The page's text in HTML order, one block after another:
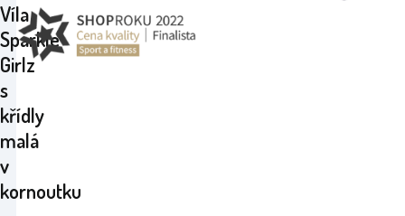
Víla
Sparkle
Girlz
s
křídly
malá
v
kornoutku